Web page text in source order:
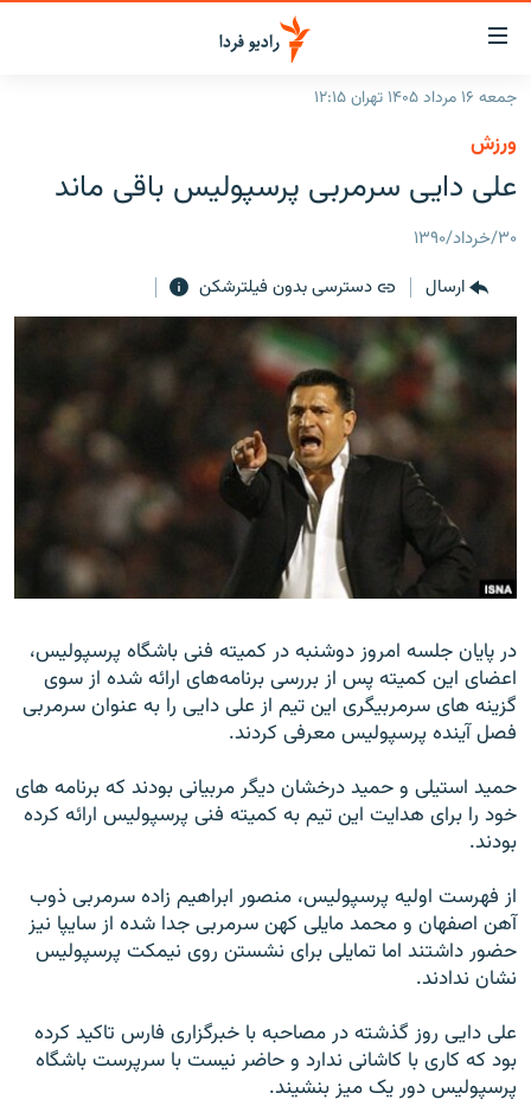
لینک‌های
قابلیت
دسترسی
بازگشت
منوی
اصلی
صفحه
ایران
جهان
رادیو
انتخاب کنید و بشنوید
برنامه‌های رادیویی
فرکانس‌ها
پادکست
چندرسانه‌ای
گزارش‌های تصویری
گزارش‌های ویدئویی
زنان فردا
به ما بپیوندید
زبان‌های دیگر
جمعه ۱۶ مرداد ۱۴۰۵ تهران ۱۲:۱۵
ورزش
علی دايی سرمربی پرسپوليس باقی ماند
۳۰/خرداد/۱۳۹۰
ارسال
دسترسی بدون فیلترشکن
در پايان جلسه امروز دوشنبه در کميته فنی باشگاه پرسپوليس،
اعضای اين کميته پس از بررسی برنامه‌های ارائه شده از سوی
گزينه های سرمربيگری اين تيم از علی دايی را به عنوان سرمربی
فصل آينده پرسپوليس معرفی کردند.
حميد استيلی و حميد درخشان ديگر مربيانی بودند که برنامه های
خود را برای هدايت اين تيم به کميته فنی پرسپوليس ارائه کرده
بودند.
از فهرست اوليه پرسپوليس، منصور ابراهيم زاده سرمربی ذوب
آهن اصفهان و محمد مايلی کهن سرمربی جدا شده از سايپا نيز
حضور داشتند اما تمايلی برای نشستن روی نيمکت پرسپوليس
نشان ندادند.
علی دايی روز گذشته در مصاحبه با خبرگزاری فارس تاکيد کرده
بود که کاری با کاشانی ندارد و حاضر نيست با سرپرست باشگاه
پرسپوليس دور يک ميز بنشيند.